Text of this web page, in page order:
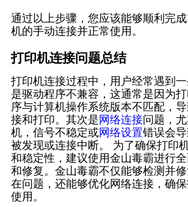
通过以上步骤，您应该能够顺利完成
机的手动连接并正常使用。
打印机连接问题总结
打印机连接过程中，用户经常遇到
是驱动程序不兼容，这通常是因为
序与计算机操作系统版本不匹配，
接和打印。其次是 网络连接问题，
机，信号不稳定或网络设置错误会
被发现或连接中断。 为了确保打印
和稳定性，建议使用金山毒霸进行
和修复。金山毒霸不仅能够检测并
在问题，还能够优化网络连接，确
使用。